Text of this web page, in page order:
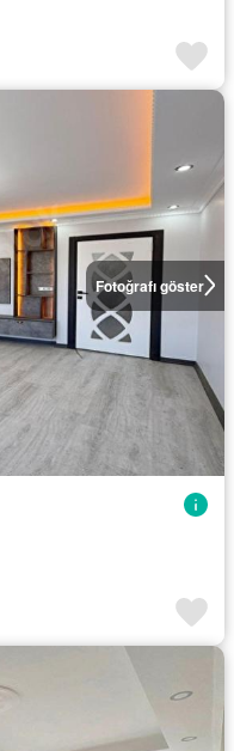
Fotoğrafı göster